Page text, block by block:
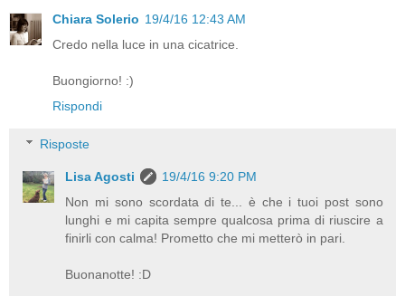
Chiara Solerio 19/4/16 12:43 AM
Credo nella luce in una cicatrice.
Buongiorno! :)
Rispondi
Risposte
Lisa Agosti
19/4/16 9:20 PM
Non mi sono scordata di te... è che i tuoi post sono
lunghi e mi capita sempre qualcosa prima di riuscire a
finirli con calma! Prometto che mi metterò in pari.
Buonanotte! :D